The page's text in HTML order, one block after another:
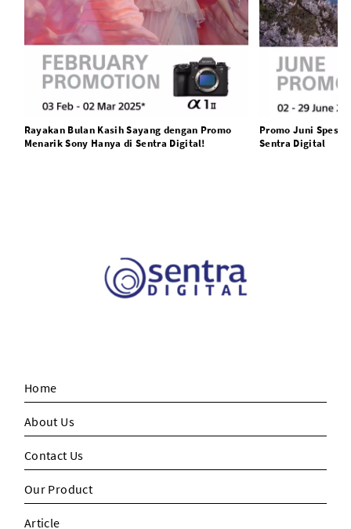
Rayakan Bulan Kasih Sayang dengan Promo
Menarik Sony Hanya di Sentra Digital!
Promo Juni
Sentra Digital
Home
About Us
Contact Us
Our Product
Article